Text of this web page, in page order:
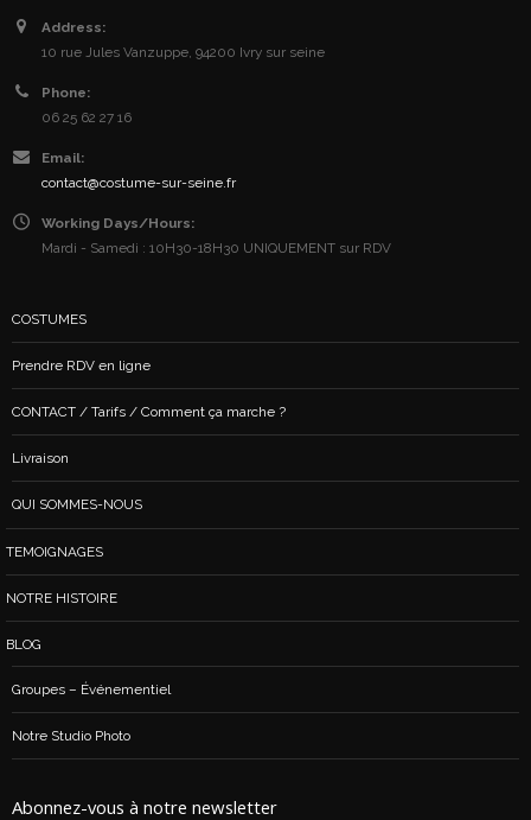
Address:
10 rue Jules Vanzuppe, 94200 Ivry sur seine
Phone:
06 25 62 27 16
Email:
contact@costume-sur-seine.fr
Working Days/Hours:
Mardi - Samedi : 10H30-18H30 UNIQUEMENT sur RDV
COSTUMES
Prendre RDV en ligne
CONTACT / Tarifs / Comment ça marche ?
Livraison
QUI SOMMES-NOUS
TEMOIGNAGES
NOTRE HISTOIRE
BLOG
Groupes – Événementiel
Notre Studio Photo
Abonnez-vous à notre newsletter